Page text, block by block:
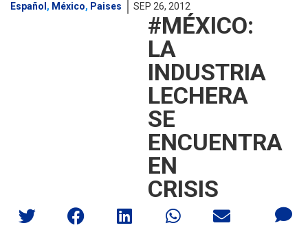
Español , México, Paises SEP 26, 2012
#MÉXICO:
LA
INDUSTRIA
LECHERA
SE
ENCUENTRA
EN
CRISIS